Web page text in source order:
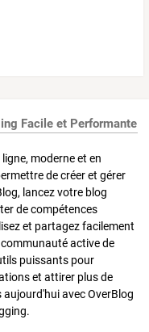
Facile et Performante
moderne et en
de créer et gérer
lancez votre blog
de compétences
et partagez facilement
active de
puissants pour
et attirer plus de
aujourd'hui avec OverBlog